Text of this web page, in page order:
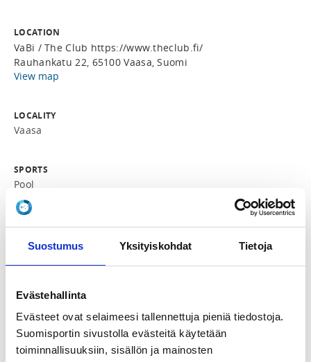
Suostumus Yksityiskohdat Tietoja
Evästehallinta
Evästeet ovat selaimeesi tallennettuja pieniä tiedostoja.
Suomisportin sivustolla evästeitä käytetään
toiminnallisuuksiin, sisällön ja mainosten
LOCATION
VaBi / The Club https://www.theclub.fi/
Rauhankatu 22, 65100 Vaasa, Suomi
View map
LOCALITY
Vaasa
SPORTS
Pool
Osallistumismaksu 40,00 €
20,00 € -
Ikärajat MN21: 1.1.2003 ja myöhemmin syntyneet.
MN65: täyttää vähintään 65 vuotta vuoden 2025